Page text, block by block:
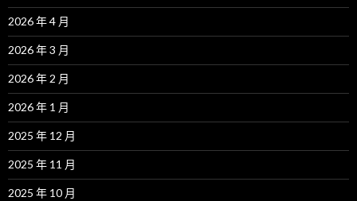
2026 年 4 月
2026 年 3 月
2026 年 2 月
2026 年 1 月
2025 年 12 月
2025 年 11 月
2025 年 10 月